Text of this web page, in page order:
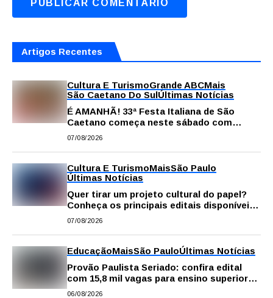
Artigos Recentes
Cultura E TurismoGrande ABCMais
São Caetano Do SulÚltimas Notícias
É AMANHÃ! 33ª Festa Italiana de São
Caetano começa neste sábado com
gastronomia, música e solidariedade
07/08/2026
Cultura E TurismoMaisSão Paulo
Últimas Notícias
Quer tirar um projeto cultural do papel?
Conheça os principais editais disponíveis
em São Paulo
07/08/2026
EducaçãoMaisSão PauloÚltimas Notícias
Provão Paulista Seriado: confira edital
com 15,8 mil vagas para ensino superior
público
06/08/2026